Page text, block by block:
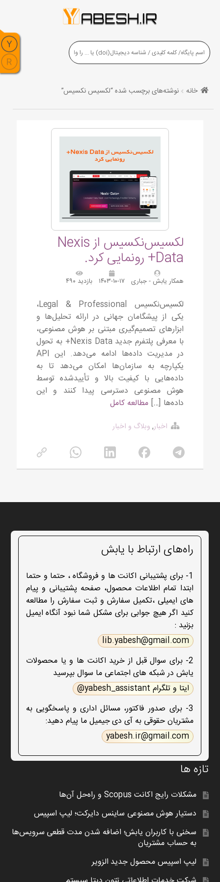
خانه نوشته‌های برچسب شده “لکسیس نکسیس”
لکسيس‌نکسیس از Nexis
Data+ رونمایی کرد.
همکار یابش - جباری ۱۴۰۳-۱۰-۱۷ بازدید ۴۹۰
لکسيس‌نکسیس Legal & Professional،
یکی از پیشگامان جهانی در ارائه تحلیل‌ها و
ابزارهای تصمیم‌گیری مبتنی بر هوش مصنوعی،
با معرفی پلتفرم جدید Nexis Data+ به تحول
در مدیریت داده‌ها ادامه می‌دهد. این API
یکپارچه به سازمان‌ها امکان می‌دهد تا به
داده‌هایی با کیفیت بالا و تأیید‌شده توسط
هوش مصنوعی دسترسی پیدا کنند و این
داده‌ها […]مطالعه کامل
اخبار, وبلاگ و اخبار
راه‌های ارتباط با یابش
1- برای پشتیبانی اکانت ها و فروشگاه ، حتما و حتما
ابتدا تمام اطلاعات محصول، صفحه پشتیبانی و پیام
های ایمیلی ،تکمیل سفارش و ثبت سفارش را مطالعه
کنید اگر هیچ جوابی برای مشکل شما نبود آنگاه ایمیل
بزنید :
lib.yabesh@gmail.com
2- برای سوال قبل از خرید اکانت ها و یا محصولات
یابش در شبکه های اجتماعی ما سوال بپرسید
ایتا و تلگرام yabesh_assistant@
3- برای صدور فاکتور، مسائل اداری و پاسخگویی به
مشتریان حقوقی به آی دی جیمیل ما پیام دهید:
yabesh.ir@gmail.com
تازه ها
مشکلات رایج اکانت Scopus و راه‌حل آن‌ها
دستیار هوش مصنوعی ساینس دایرکت؛ لیپ اسپیس
سخنی با کاربران یابش؛ اضافه شدن مدت قطعی سرویس‌ها
به حساب مشتریان
لیپ اسپیس محصول جدید الزویر